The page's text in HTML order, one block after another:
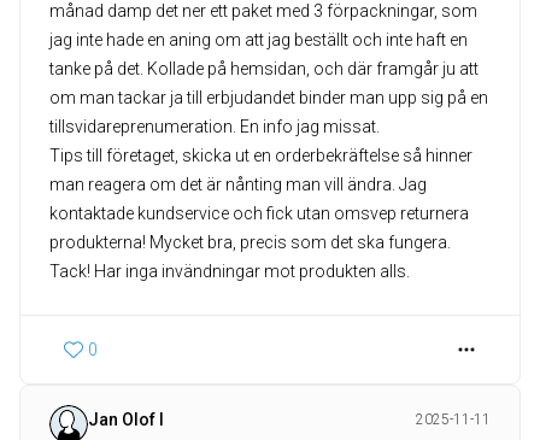
månad damp det ner ett paket med 3 förpackningar, som
jag inte hade en aning om att jag beställt och inte haft en
tanke på det. Kollade på hemsidan, och där framgår ju att
om man tackar ja till erbjudandet binder man upp sig på en
tillsvidareprenumeration. En info jag missat.
Tips till företaget, skicka ut en orderbekräftelse så hinner
man reagera om det är nånting man vill ändra. Jag
kontaktade kundservice och fick utan omsvep returnera
produkterna! Mycket bra, precis som det ska fungera.
Tack! Har inga invändningar mot produkten alls.
0
Jan Olof I
2025-11-11